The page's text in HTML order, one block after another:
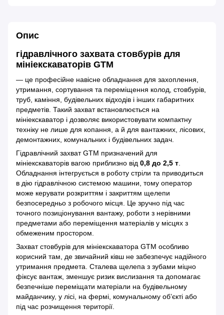
Опис
гідравлічного захвата стовбурів для
мініекскаваторів GTM
— це професійне навісне обладнання для захоплення,
утримання, сортування та переміщення колод, стовбурів,
труб, каміння, будівельних відходів і інших габаритних
предметів. Такий захват встановлюється на
мініекскаватор і дозволяє використовувати компактну
техніку не лише для копання, а й для вантажних, лісових,
демонтажних, комунальних і будівельних задач.
Гідравлічний захват GTM призначений для
мініекскаваторів вагою приблизно від 0,8 до 2,5 т
Обладнання інтегрується в роботу стріли та приводиться
в дію гідравлічною системою машини, тому оператор
може керувати розкриттям і закриттям щелепи
безпосередньо з робочого місця. Це зручно під час
точного позиціонування вантажу, роботи з нерівними
предметами або переміщення матеріалів у місцях з
обмеженим простором.
Захват стовбурів для мініекскаватора GTM особливо
корисний там, де звичайний ківш не забезпечує надійного
утримання предмета. Сталева щелепа з зубами міцно
фіксує вантаж, зменшує ризик вислизання та допомагає
безпечніше переміщати матеріали на будівельному
майданчику, у лісі, на фермі, комунальному об’єкті або
під час розчищення території.